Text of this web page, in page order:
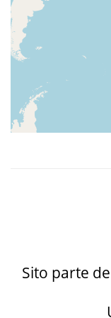
Sito parte